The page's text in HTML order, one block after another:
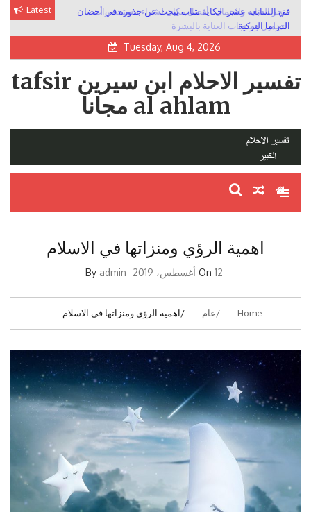
Skip
Latest
متجر العناية والجمال.. أفضل مكان لشراء مستحضرات
التجميل ومنتجات العناية بالبشرة
في السابعة عشر: حكاية شاب يبحث عن جذوره في أحضان
الدراما التركية
Tuesday, Aug 4, 2026
تفسير الاحلام ابن سيرين tafsir
al ahlam مجانا
اهمية الرؤي ومنزاتها في الاسلام
On 12 أغسطس، 2019 admin
Home عام اهمية الرؤي ومنزاتها في الاسلام